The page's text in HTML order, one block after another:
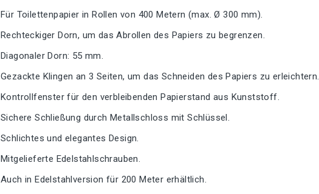
Für Toilettenpapier in Rollen von 400 Metern (max. Ø 300 mm).
Rechteckiger Dorn, um das Abrollen des Papiers zu begrenzen.
Diagonaler Dorn: 55 mm.
Gezackte Klingen an 3 Seiten, um das Schneiden des Papiers zu erleichtern.
Kontrollfenster für den verbleibenden Papierstand aus Kunststoff.
Sichere Schließung durch Metallschloss mit Schlüssel.
Schlichtes und elegantes Design.
Mitgelieferte Edelstahlschrauben.
Auch in Edelstahlversion für 200 Meter erhältlich.